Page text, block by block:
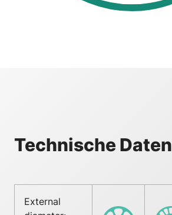
Technische Daten
External